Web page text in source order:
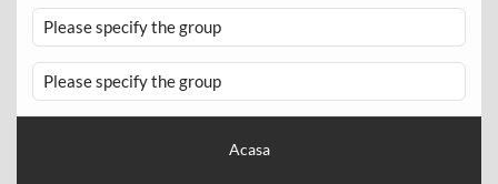
Please specify the group
Please specify the group
Acasa